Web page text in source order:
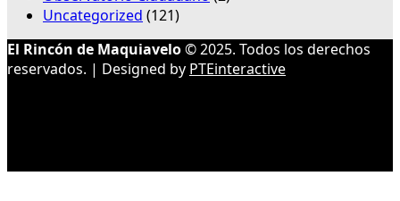
Uncategorized (121)
El Rincón de Maquiavelo© 2025. Todos los derechos
reservados. | Designed by PTEinteractive